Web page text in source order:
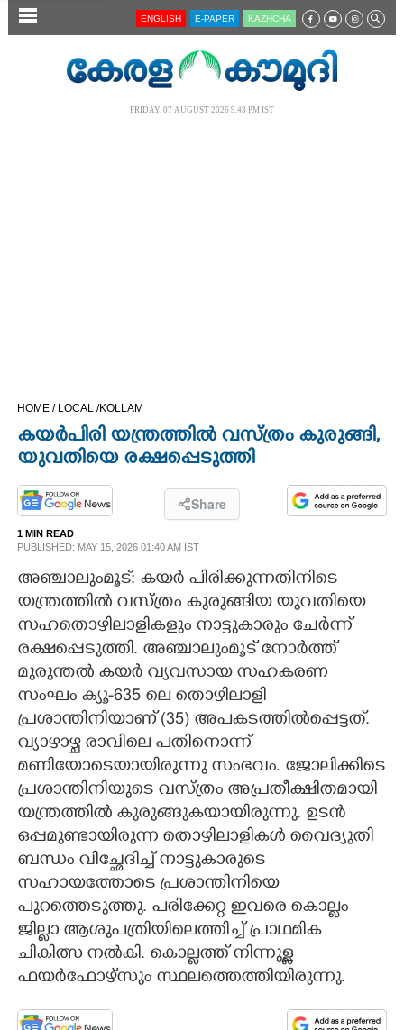
SECTIONS
OPINION
LIFESTYLE
SPIRITUAL
INFO+
ASTRO
CARTOONS
LITERATURE
ZOOM
ENGLISH E-PAPER KĀZHCHA
FRIDAY, 07 AUGUST 2026 9.43 PM IST
HOME / LOCAL /KOLLAM
കയർപിരി യന്ത്രത്തിൽ വസ്ത്രം കുരുങ്ങി,
യുവതിയെ രക്ഷപ്പെടുത്തി
Share
1 MIN READ
PUBLISHED: MAY 15, 2026 01:40 AM IST
അഞ്ചാലുംമൂട്: കയർ പിരിക്കുന്നതിനിടെ
യന്ത്രത്തിൽ വസ്ത്രം കുരുങ്ങിയ യുവതിയെ
സഹതൊഴിലാളികളും നാട്ടുകാരും ചേർന്ന്
രക്ഷപ്പെടുത്തി. അഞ്ചാലുംമൂട് നോർത്ത്
മുരുന്തൽ കയർ വ്യവസായ സഹകരണ
സംഘം ക്യൂ-635 ലെ തൊഴിലാളി
പ്രശാന്തിനിയാണ് (35) അപകടത്തിൽപ്പെട്ടത്.
വ്യാഴാഴ്ച രാവി​ലെ പതിനൊന്ന്
മണിയോടെയായിരുന്നു സംഭവം. ജോലിക്കിടെ
പ്രശാന്തിനിയുടെ വസ്ത്രം അപ്രതീക്ഷിതമായി
യന്ത്രത്തിൽ കുരുങ്ങുകയായിരുന്നു. ഉടൻ
ഒപ്പമുണ്ടായിരുന്ന തൊഴിലാളികൾ വൈദ്യുതി
ബന്ധം വിച്ഛേദിച്ച് നാട്ടുകാരുടെ
സഹായത്തോടെ പ്രശാന്തിനിയെ
പുറത്തെടുത്തു. പരിക്കേറ്റ ഇവരെ കൊല്ലം
ജില്ലാ ആശുപത്രിയിലെത്തിച്ച് പ്രാഥമിക
ചികിത്സ നൽകി. കൊല്ലത്ത് നിന്നുള്ള
ഫയർഫോഴ്സും സ്ഥലത്തെത്തിയിരുന്നു.